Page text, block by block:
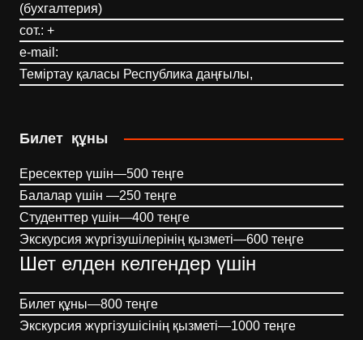
(бухгалтерия)
сот.: +
e-mail:
Теміртау қаласы Республика даңғылы,
Билет құны
Ересектер үшін—500 теңге
Балалар үшін —250 теңге
Студенттер үшін—400 теңге
Экскурсия жүргізушілерінің қызметі—600 теңге
Шет елден келгендер үшін
Билет құны—800 теңге
Экскурсия жүргізушісінің қызметі—1000 теңге